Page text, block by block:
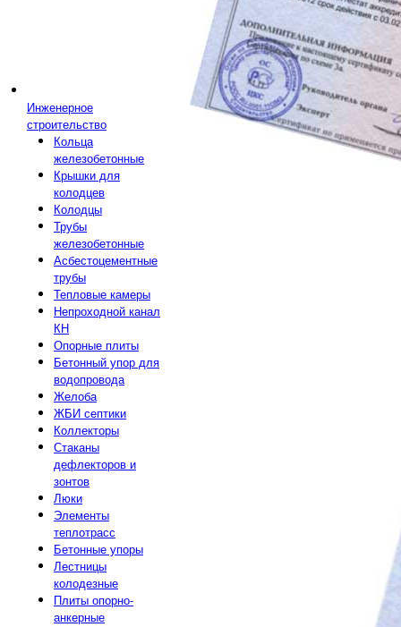
Инженерное
строительство
Кольца
железобетонные
Крышки для
колодцев
Колодцы
Трубы
железобетонные
Асбестоцементные
трубы
Тепловые камеры
Непроходной канал
КН
Опорные плиты
Бетонный упор для
водопровода
Желоба
ЖБИ септики
Коллекторы
Стаканы
дефлекторов и
зонтов
Люки
Элементы
теплотрасс
Бетонные упоры
Лестницы
колодезные
Плиты опорно-
анкерные